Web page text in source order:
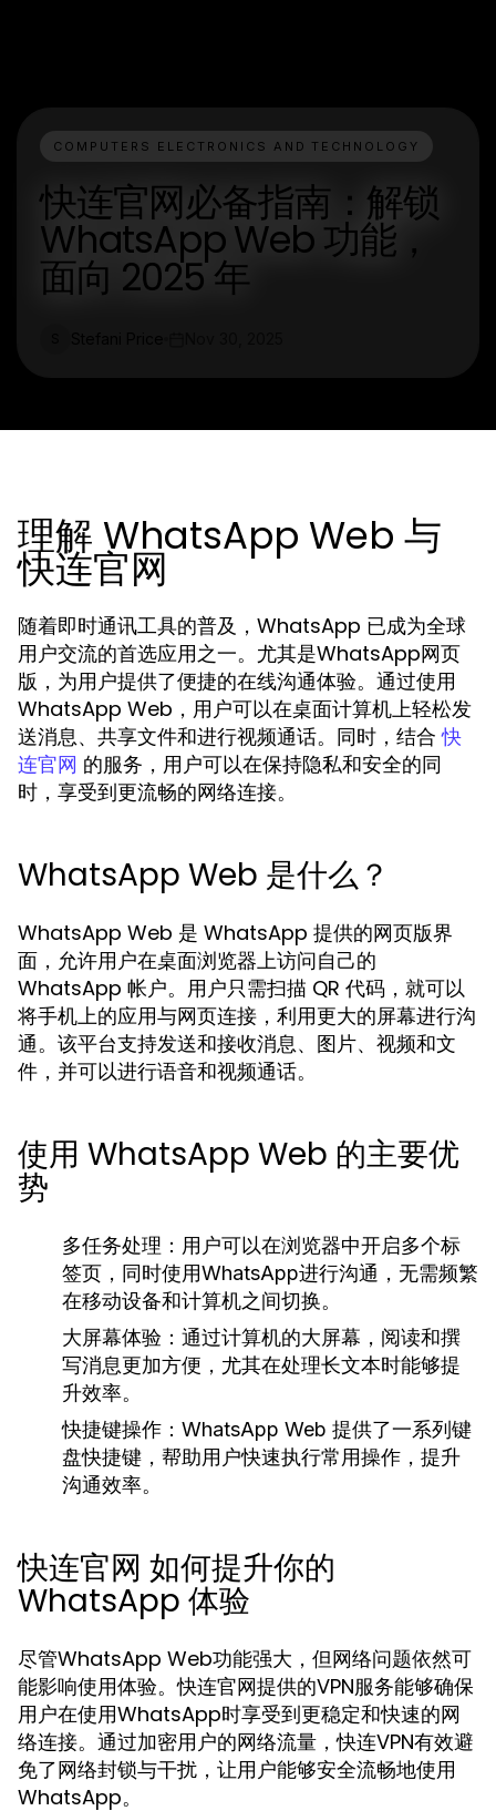
COMPUTERS ELECTRONICS AND TECHNOLOGY
快连官网必备指南：解锁
WhatsApp Web 功能，
面向 2025 年
理解 WhatsApp Web 与
快连官网
随着即时通讯工具的普及，WhatsApp 已成为全球
用户交流的首选应用之一。尤其是WhatsApp网页
版，为用户提供了便捷的在线沟通体验。通过使用
WhatsApp Web，用户可以在桌面计算机上轻松发
送消息、共享文件和进行视频通话。同时，结合快
连官网 的服务，用户可以在保持隐私和安全的同
时，享受到更流畅的网络连接。
WhatsApp Web 是什么？
WhatsApp Web 是 WhatsApp 提供的网页版界
面，允许用户在桌面浏览器上访问自己的
WhatsApp 帐户。用户只需扫描 QR 代码，就可以
将手机上的应用与网页连接，利用更大的屏幕进行沟
通。该平台支持发送和接收消息、图片、视频和文
件，并可以进行语音和视频通话。
使用 WhatsApp Web 的主要优
势
多任务处理： 用户可以在浏览器中开启多个标
签页，同时使用WhatsApp进行沟通，无需频繁
在移动设备和计算机之间切换。
大屏幕体验： 通过计算机的大屏幕，阅读和撰
写消息更加方便，尤其在处理长文本时能够提
升效率。
快捷键操作： WhatsApp Web 提供了一系列键
盘快捷键，帮助用户快速执行常用操作，提升
沟通效率。
快连官网 如何提升你的
WhatsApp 体验
尽管WhatsApp Web功能强大，但网络问题依然可
能影响使用体验。快连官网提供的VPN服务能够确保
用户在使用WhatsApp时享受到更稳定和快速的网
络连接。通过加密用户的网络流量，快连VPN有效避
免了网络封锁与干扰，让用户能够安全流畅地使用
WhatsApp。